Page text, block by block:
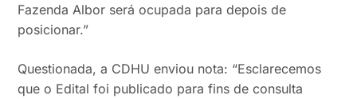
Fazenda Albor será ocupada para depois de
posicionar.”
Questionada, a CDHU enviou nota: “Esclarecemos
que o Edital foi publicado para fins de consulta